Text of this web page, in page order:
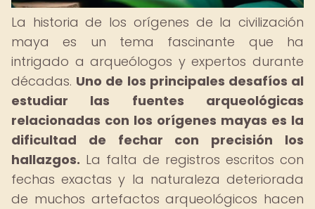
La historia de los orígenes de la civilización
maya es un tema fascinante que ha
intrigado a arqueólogos y expertos durante
décadas. Uno de los principales desafíos al
estudiar las fuentes arqueológicas
relacionadas con los orígenes mayas es la
dificultad de fechar con precisión los
hallazgos. La falta de registros escritos con
fechas exactas y la naturaleza deteriorada
de muchos artefactos arqueológicos hacen